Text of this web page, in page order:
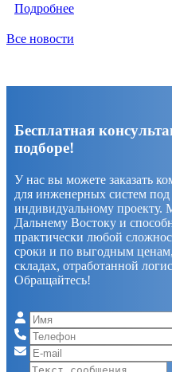
Подробнее
Все новости
Бесплатная
подборе!
У нас вы можете заказать
для инженерных систем
индивидуальному проекту.
Дальнему Востоку и
практически любой
сроки и по выгодным
складах, отработанной
Обращайтесь!